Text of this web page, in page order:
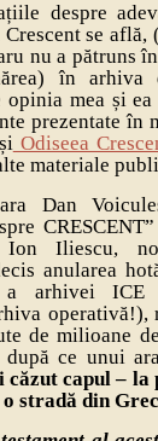
despre
se află,
nu a pătruns
în
opinia mea și
prezentate în
șiOdiseea
materiale
Dan
Ion Iliescu,
anularea
a arhivei ICE
operativă!),
de milioane
după ce unui
capul – la
stradă din